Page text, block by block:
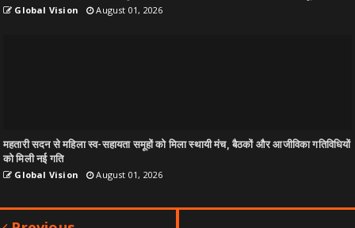
Global Vision August 01, 2026
महतारी सदन से महिला स्व-सहायता समूहों को मिला स्थायी मंच, बैठकों और आजीविका गतिविधियों
को मिली नई गति
Global Vision August 01, 2026